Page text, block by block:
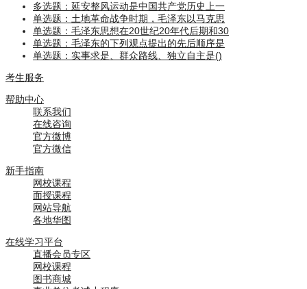
多选题：延安整风运动是中国共产党历史上一
单选题：土地革命战争时期，毛泽东以马克思
单选题：毛泽东思想在20世纪20年代后期和30
单选题：毛泽东的下列观点提出的先后顺序是
单选题：实事求是、群众路线、独立自主是()
考生服务
帮助中心
联系我们
在线咨询
官方微博
官方微信
新手指南
网校课程
面授课程
网站导航
各地华图
在线学习平台
直播会员专区
网校课程
图书商城